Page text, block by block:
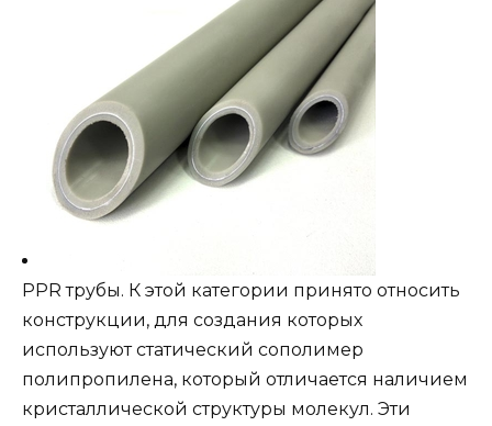
PPR трубы. К этой категории принято относить
конструкции, для создания которых
используют статический сополимер
полипропилена, который отличается наличием
кристаллической структуры молекул. Эти